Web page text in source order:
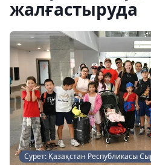
жалғастыруда
Сурет: Қазақстан Республикасы